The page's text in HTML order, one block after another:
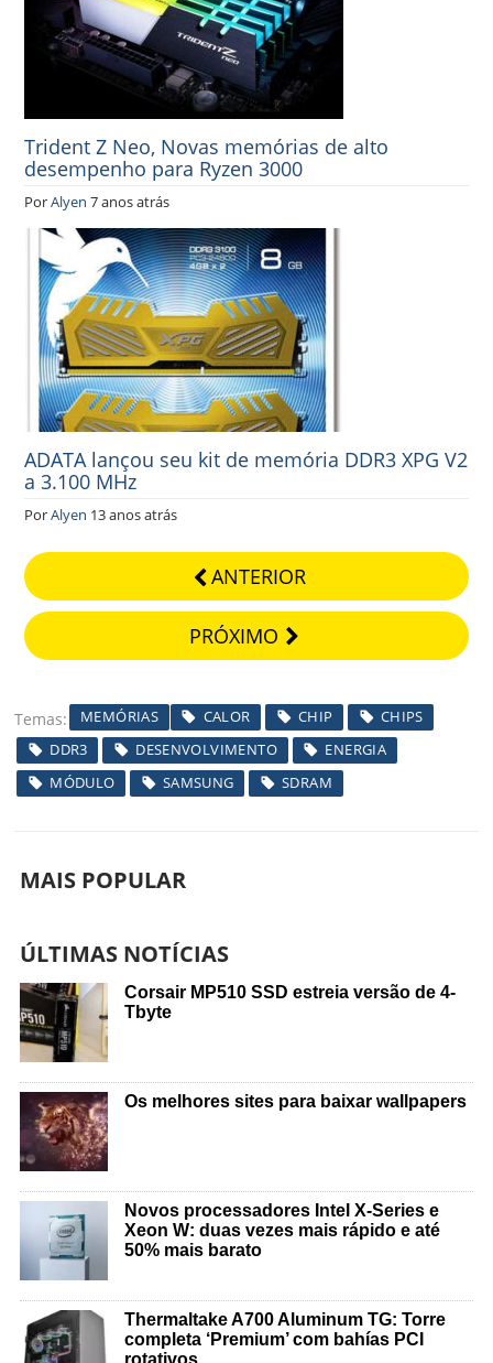
Trident Z Neo, Novas memórias de alto
desempenho para Ryzen 3000
PorAlyen 7 anos atrás
ADATA lançou seu kit de memória DDR3 XPG V2
a 3.100 MHz
PorAlyen 13 anos atrás
ANTERIOR
PRÓXIMO
Temas MEMÓRIAS CALOR CHIP
CHIPS
DDR3
DESENVOLVIMENTO
ENERGIA
MÓDULO
SAMSUNG SDRAM
MAIS POPULAR
ÚLTIMAS NOTÍCIAS
Corsair MP510 SSD estreia versão de 4-
Tbyte
Os melhores sites para baixar wallpapers
Novos processadores Intel X-Series e
Xeon W: duas vezes mais rápido e até
50% mais barato
Thermaltake A700 Aluminum TG: Torre
completa ‘Premium’ com bahías PCI
rotativos